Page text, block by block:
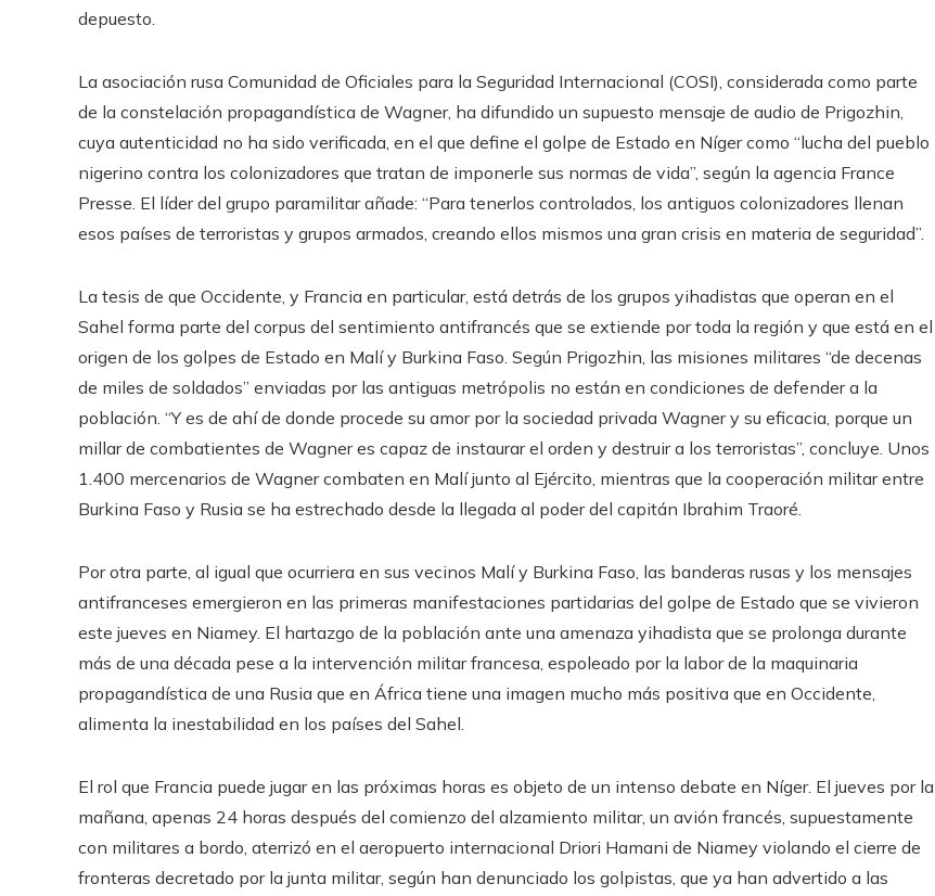
depuesto.
La asociación rusa Comunidad de Oficiales para la Seguridad Internacional (COSI), considerada como parte
de la constelación propagandística de Wagner, ha difundido un supuesto mensaje de audio de Prigozhin,
cuya autenticidad no ha sido verificada, en el que define el golpe de Estado en Níger como “lucha del pueblo
nigerino contra los colonizadores que tratan de imponerle sus normas de vida”, según la agencia France
Presse. El líder del grupo paramilitar añade: “Para tenerlos controlados, los antiguos colonizadores llenan
esos países de terroristas y grupos armados, creando ellos mismos una gran crisis en materia de seguridad”.
La tesis de que Occidente, y Francia en particular, está detrás de los grupos yihadistas que operan en el
Sahel forma parte del corpus del sentimiento antifrancés que se extiende por toda la región y que está en el
origen de los golpes de Estado en Malí y Burkina Faso. Según Prigozhin, las misiones militares “de decenas
de miles de soldados” enviadas por las antiguas metrópolis no están en condiciones de defender a la
población. “Y es de ahí de donde procede su amor por la sociedad privada Wagner y su eficacia, porque un
millar de combatientes de Wagner es capaz de instaurar el orden y destruir a los terroristas”, concluye. Unos
1.400 mercenarios de Wagner combaten en Malí junto al Ejército, mientras que la cooperación militar entre
Burkina Faso y Rusia se ha estrechado desde la llegada al poder del capitán Ibrahim Traoré.
Por otra parte, al igual que ocurriera en sus vecinos Malí y Burkina Faso, las banderas rusas y los mensajes
antifranceses emergieron en las primeras manifestaciones partidarias del golpe de Estado que se vivieron
este jueves en Niamey. El hartazgo de la población ante una amenaza yihadista que se prolonga durante
más de una década pese a la intervención militar francesa, espoleado por la labor de la maquinaria
propagandística de una Rusia que en África tiene una imagen mucho más positiva que en Occidente,
alimenta la inestabilidad en los países del Sahel.
El rol que Francia puede jugar en las próximas horas es objeto de un intenso debate en Níger. El jueves por la
mañana, apenas 24 horas después del comienzo del alzamiento militar, un avión francés, supuestamente
con militares a bordo, aterrizó en el aeropuerto internacional Driori Hamani de Niamey violando el cierre de
fronteras decretado por la junta militar, según han denunciado los golpistas, que ya han advertido a las